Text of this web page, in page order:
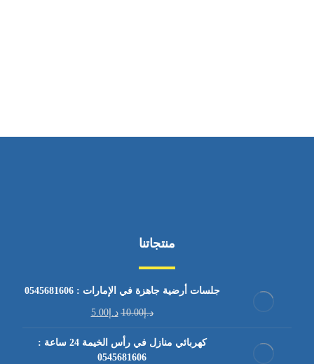
منتجاتنا
جلسات أرضية جاهزة في الإمارات : 0545681606
د.إ10.00 د.إ5.00
كهربائي منازل في رأس الخيمة 24 ساعة :
0545681606